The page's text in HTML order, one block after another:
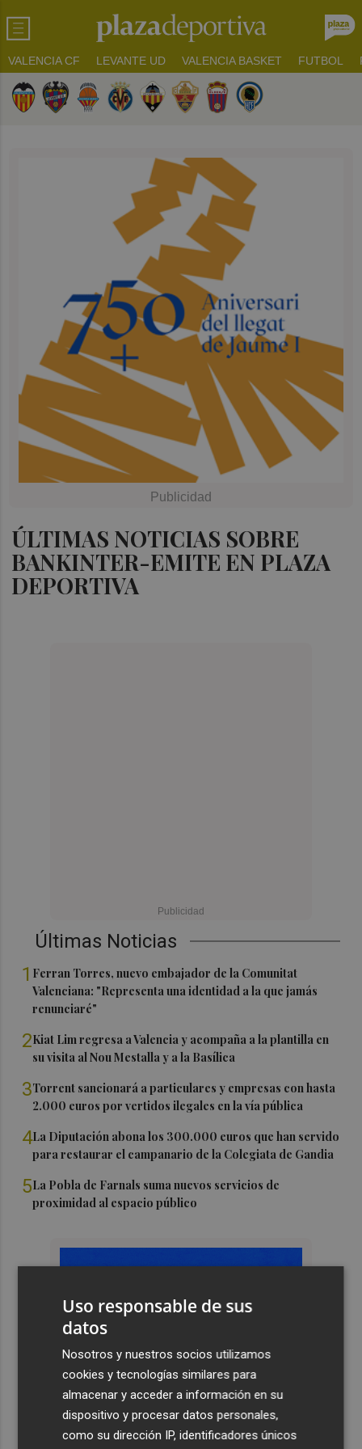
VALENCIA CF LEVANTE UD VALENCIA BASKET FUTBOL
ÚLTIMAS NOTICIAS SOBRE
BANKINTER-EMITE EN PLAZA
DEPORTIVA
Últimas Noticias
1 Ferran Torres, nuevo embajador de la Comunitat
Valenciana: "Representa una identidad a la que jamás
renunciaré"
2Kiat Lim regresa a Valencia y acompaña a la plantilla en
su visita al Nou Mestalla y a la Basílica
3Torrent sancionará a particulares y empresas con hasta
2.000 euros por vertidos ilegales en la vía pública
4La Diputación abona los 300.000 euros que han servido
para restaurar el campanario de la Colegiata de Gandia
5La Pobla de Farnals suma nuevos servicios de
proximidad al espacio público
Uso responsable de sus
datos
Nosotros y nuestros socios utilizamos
cookies y tecnologías similares para
almacenar y acceder a información en su
dispositivo y procesar datos personales,
como su dirección IP, identificadores únicos